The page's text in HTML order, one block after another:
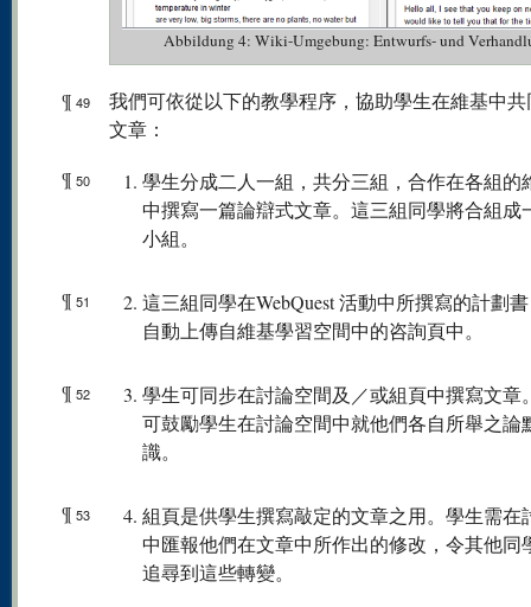
Abbildung 4: Wiki-Umgebung: Entwurfs- und
¶ 49
我們可依從以下的教學程序，協助學生在維基中
文章：
¶ 50
學生分成二人一組，共分三組，合作在各組的
中撰寫一篇論辯式文章。這三組同學將合組成
小組。
¶ 51
這三組同學在WebQuest 活動中所撰寫的計劃
自動上傳自維基學習空間中的咨詢頁中。
¶ 52
學生可同步在討論空間及／或組頁中撰寫文章
可鼓勵學生在討論空間中就他們各自所舉之論
識。
¶ 53
組頁是供學生撰寫敲定的文章之用。學生需在
中匯報他們在文章中所作出的修改，令其他同
追尋到這些轉變。